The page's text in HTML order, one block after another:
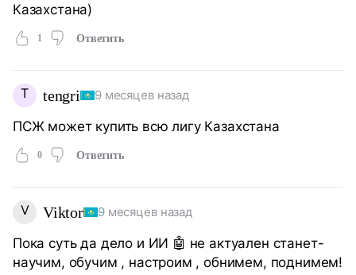
Казахстана)
1 Ответить
T tengri 9 месяцев назад
ПСЖ может купить всю лигу Казахстана
0 Ответить
V Viktor 9 месяцев назад
Пока суть да дело и ИИ 🤖 не актуален станет-
научим, обучим , настроим , обнимем, поднимем!